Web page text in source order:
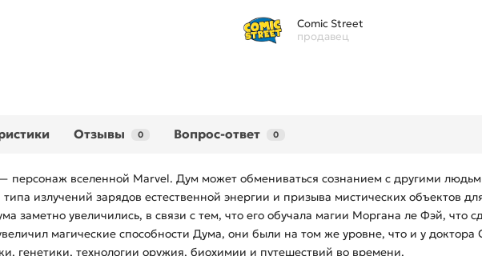
Comic Street
продавец
Отзывы 0 Вопрос-ответ 0
персонаж вселенной Marvel. Дум может обмениваться сознанием с другими
типа излучений зарядов естественной энергии и призыва мистических объектов
заметно увеличились, в связи с тем, что его обучала магии Моргана ле Фэй, что
магические способности Дума, они были на том же уровне, что и у
генетики, технологии оружия, биохимии и путешествий во времени.